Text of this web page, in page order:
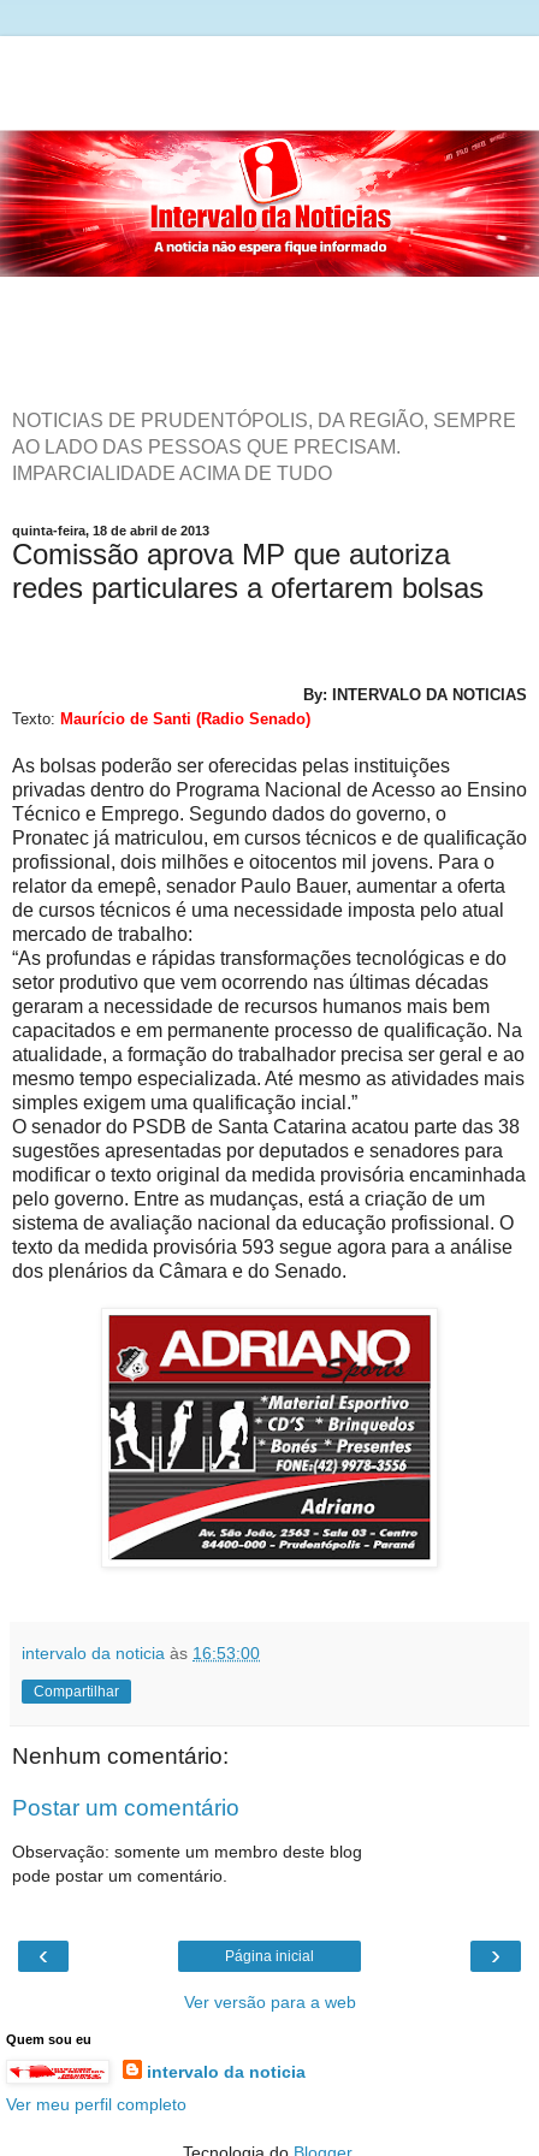
NOTICIAS DE PRUDENTÓPOLIS, DA REGIÃO, SEMPRE
AO LADO DAS PESSOAS QUE PRECISAM.
IMPARCIALIDADE ACIMA DE TUDO
quinta-feira, 18 de abril de 2013
Comissão aprova MP que autoriza
redes particulares a ofertarem bolsas
By: INTERVALO DA NOTICIAS
Texto: Maurício de Santi (Radio Senado)
As bolsas poderão ser oferecidas pelas instituições
privadas dentro do Programa Nacional de Acesso ao Ensino
Técnico e Emprego. Segundo dados do governo, o
Pronatec já matriculou, em cursos técnicos e de qualificação
profissional, dois milhões e oitocentos mil jovens. Para o
relator da emepê, senador Paulo Bauer, aumentar a oferta
de cursos técnicos é uma necessidade imposta pelo atual
mercado de trabalho:
“As profundas e rápidas transformações tecnológicas e do
setor produtivo que vem ocorrendo nas últimas décadas
geraram a necessidade de recursos humanos mais bem
capacitados e em permanente processo de qualificação. Na
atualidade, a formação do trabalhador precisa ser geral e ao
mesmo tempo especializada. Até mesmo as atividades mais
simples exigem uma qualificação incial.”
O senador do PSDB de Santa Catarina acatou parte das 38
sugestões apresentadas por deputados e senadores para
modificar o texto original da medida provisória encaminhada
pelo governo. Entre as mudanças, está a criação de um
sistema de avaliação nacional da educação profissional. O
texto da medida provisória 593 segue agora para a análise
dos plenários da Câmara e do Senado.
intervalo da noticia às 16:53:00
Compartilhar
Nenhum comentário:
Postar um comentário
Observação: somente um membro deste blog
pode postar um comentário.
‹ ›
Página inicial
Ver versão para a web
Quem sou eu
intervalo da noticia
Ver meu perfil completo